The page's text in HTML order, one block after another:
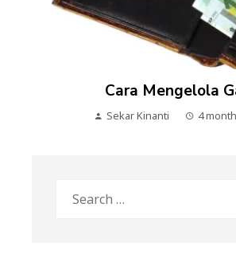
Cara Mengelola
Sekar Kinanti 4
for: